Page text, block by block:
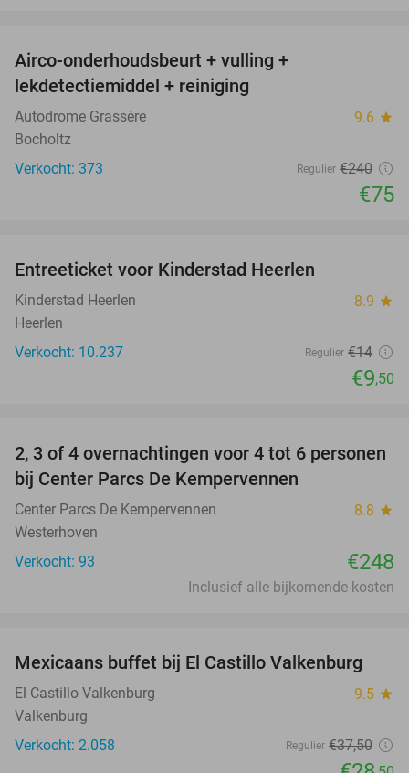
Airco-onderhoudsbeurt + vulling +
lekdetectiemiddel + reiniging
Autodrome Grassère 9.6 star
Bocholtz
Verkocht: 373
Regulier €240
€75
Entreeticket voor Kinderstad Heerlen
Kinderstad Heerlen 8.9 star
Heerlen
Verkocht: 10.237
Regulier €14
€9,50
2, 3 of 4 overnachtingen voor 4 tot 6 personen
bij Center Parcs De Kempervennen
Center Parcs De Kempervennen 8.8 star
Westerhoven
Verkocht: 93
€248
Inclusief alle bijkomende kosten
24%
Mexicaans buffet bij El Castillo Valkenburg
El Castillo Valkenburg 9.5 star
Valkenburg
Verkocht: 2.058
Regulier €37,50